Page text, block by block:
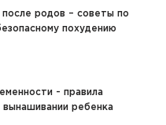
родов – советы по
похудению
- правила
вынашивании ребенка